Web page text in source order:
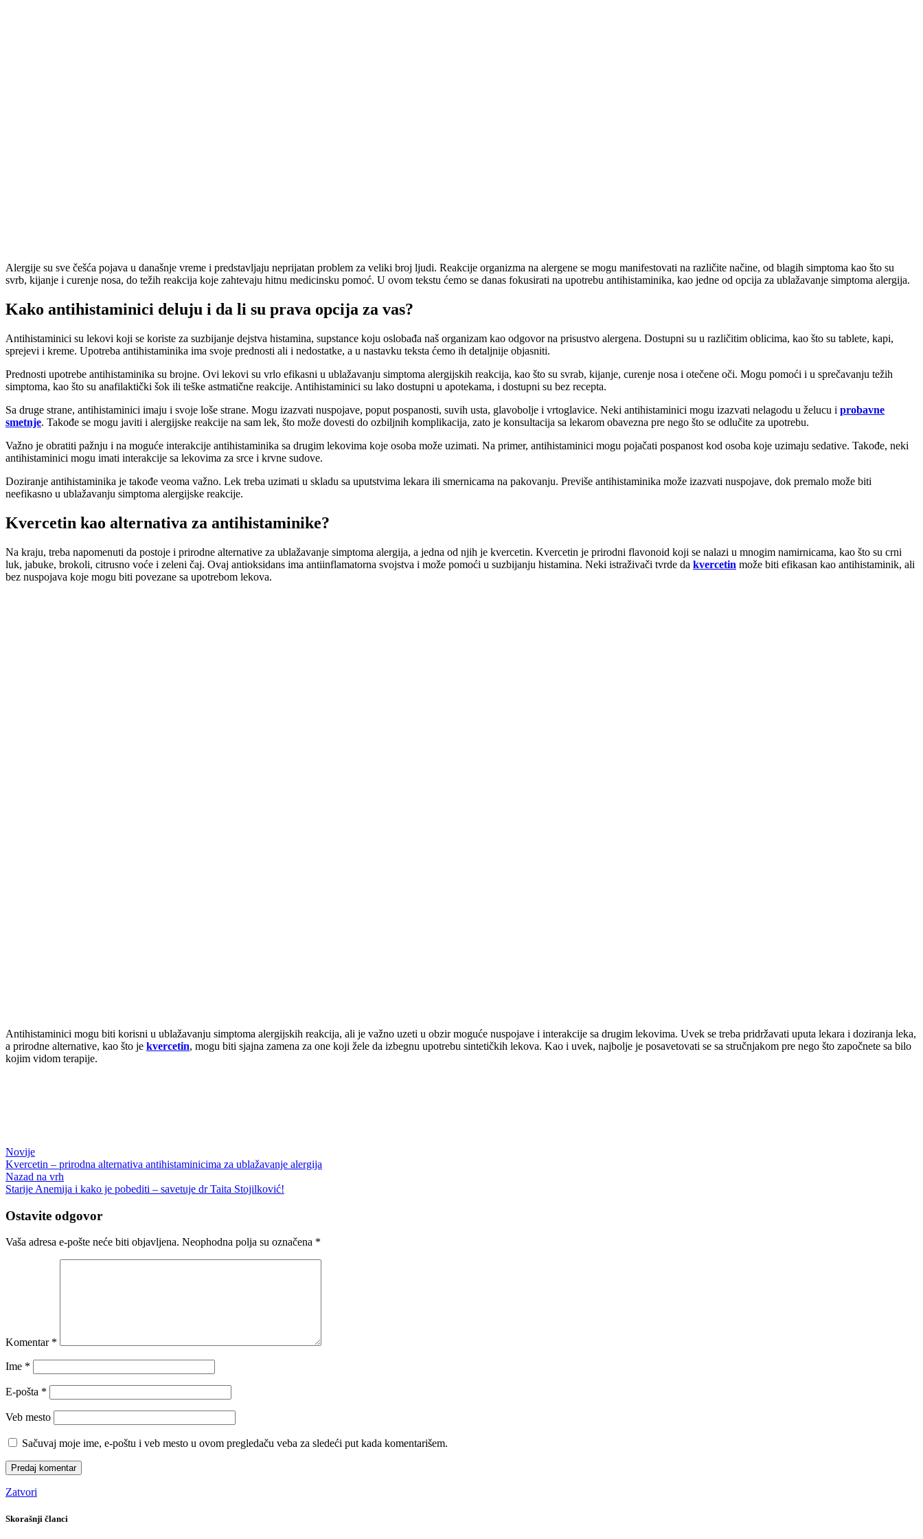
Alergije su sve češća pojava u današnje vreme i predstavljaju neprijatan problem za veliki broj ljudi. Reakcije organizma na alergene se mogu manifestovati na različite načine, od blagih simptoma kao što su
svrb, kijanje i curenje nosa, do težih reakcija koje zahtevaju hitnu medicinsku pomoć. U ovom tekstu ćemo se danas fokusirati na upotrebu antihistaminika, kao jedne od opcija za ublažavanje simptoma alergija.
Kako antihistaminici deluju i da li su prava opcija za vas?
Antihistaminici su lekovi koji se koriste za suzbijanje dejstva histamina, supstance koju oslobađa naš organizam kao odgovor na prisustvo alergena. Dostupni su u različitim oblicima, kao što su tablete, kapi,
sprejevi i kreme. Upotreba antihistaminika ima svoje prednosti ali i nedostatke, a u nastavku teksta ćemo ih detaljnije objasniti.
Prednosti upotrebe antihistaminika su brojne. Ovi lekovi su vrlo efikasni u ublažavanju simptoma alergijskih reakcija, kao što su svrab, kijanje, curenje nosa i otečene oči. Mogu pomoći i u sprečavanju težih
simptoma, kao što su anafilaktički šok ili teške astmatične reakcije. Antihistaminici su lako dostupni u apotekama, i dostupni su bez recepta.
Sa druge strane, antihistaminici imaju i svoje loše strane. Mogu izazvati nuspojave, poput pospanosti, suvih usta, glavobolje i vrtoglavice. Neki antihistaminici mogu izazvati nelagodu u želucu i probavne
smetnje. Takođe se mogu javiti i alergijske reakcije na sam lek, što može dovesti do ozbiljnih komplikacija, zato je konsultacija sa lekarom obavezna pre nego što se odlučite za upotrebu.
Važno je obratiti pažnju i na moguće interakcije antihistaminika sa drugim lekovima koje osoba može uzimati. Na primer, antihistaminici mogu pojačati pospanost kod osoba koje uzimaju sedative. Takođe, neki
antihistaminici mogu imati interakcije sa lekovima za srce i krvne sudove.
Doziranje antihistaminika je takođe veoma važno. Lek treba uzimati u skladu sa uputstvima lekara ili smernicama na pakovanju. Previše antihistaminika može izazvati nuspojave, dok premalo može biti
neefikasno u ublažavanju simptoma alergijske reakcije.
Kvercetin kao alternativa za antihistaminike?
Na kraju, treba napomenuti da postoje i prirodne alternative za ublažavanje simptoma alergija, a jedna od njih je kvercetin. Kvercetin je prirodni flavonoid koji se nalazi u mnogim namirnicama, kao što su crni
luk, jabuke, brokoli, citrusno voće i zeleni čaj. Ovaj antioksidans ima antiinflamatorna svojstva i može pomoći u suzbijanju histamina. Neki istraživači tvrde da kvercetin može biti efikasan kao antihistaminik, ali
bez nuspojava koje mogu biti povezane sa upotrebom lekova.
Antihistaminici mogu biti korisni u ublažavanju simptoma alergijskih reakcija, ali je važno uzeti u obzir moguće nuspojave i interakcije sa drugim lekovima. Uvek se treba pridržavati uputa lekara i doziranja leka,
a prirodne alternative, kao što je kvercetin, mogu biti sjajna zamena za one koji žele da izbegnu upotrebu sintetičkih lekova. Kao i uvek, najbolje je posavetovati se sa stručnjakom pre nego što započnete sa bilo
kojim vidom terapije.
Novije
Kvercetin – prirodna alternativa antihistaminicima za ublažavanje alergija
Nazad na vrh
Starije Anemija i kako je pobediti – savetuje dr Taita Stojilković!
Ostavite odgovor
Vaša adresa e-pošte neće biti objavljena. Neophodna polja su označena *
Komentar *
Ime *
E-pošta *
Veb mesto
Sačuvaj moje ime, e-poštu i veb mesto u ovom pregledaču veba za sledeći put kada komentarišem.
Zatvori
Skorašnji članci